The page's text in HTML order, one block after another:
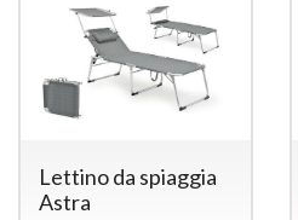
Lettino da spiaggia
Astra